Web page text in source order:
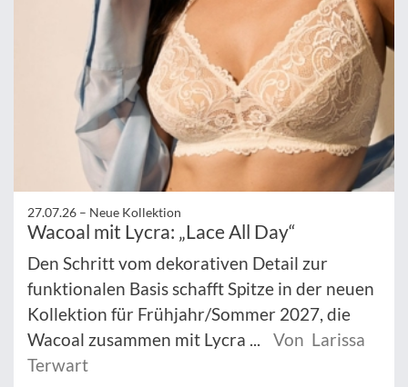
27.07.26 – Neue Kollektion
Wacoal mit Lycra: „Lace All Day“
Den Schritt vom dekorativen Detail zur
funktionalen Basis schafft Spitze in der neuen
Kollektion für Frühjahr/Sommer 2027, die
Wacoal zusammen mit Lycra ...
Von Larissa
Terwart